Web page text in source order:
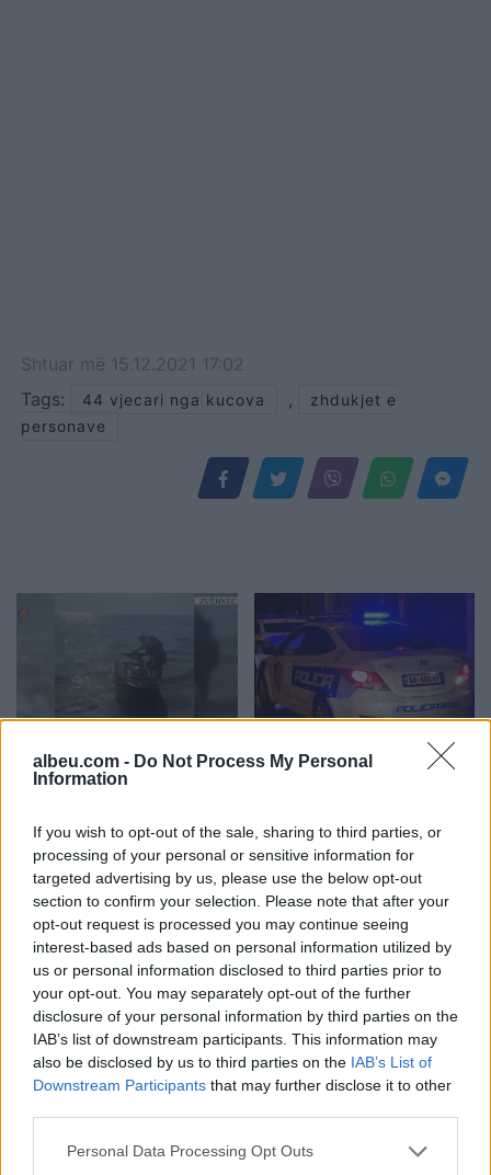
albeu.com - Do Not Process My Personal
Information
If you wish to opt-out of the sale, sharing to third parties, or
processing of your personal or sensitive information for
targeted advertising by us, please use the below opt-out
section to confirm your selection. Please note that after your
opt-out request is processed you may continue seeing
interest-based ads based on personal information utilized by
us or personal information disclosed to third parties prior to
your opt-out. You may separately opt-out of the further
disclosure of your personal information by third parties on the
IAB’s list of downstream participants. This information may
also be disclosed by us to third parties on the IAB’s List of
Downstream Participants that may further disclose it to other
Personal Data Processing Opt Outs
Shtuar më 15.12.2021 17:02
Tags:
44 vjecari nga kucova ,
zhdukjet e
personave
hapësirën e pushuesve në
Kombit, aksidentohet de
“Po ngrihet një ministri
paralele e Shëndetësisë”/
Këlliçi: Projektligji i
shtatorit i hap rrugë
monopolit, SPAK të
ndërhyjë
Video/ Shpërthimi në një
minibus në periferi të
Damaskut lë 2 të vdekur
dhe 13 të plagosur